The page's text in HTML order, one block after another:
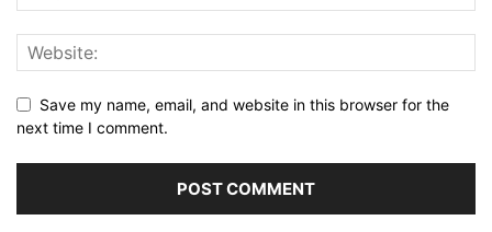
Save my name, email, and website in this browser for the
next time I comment.